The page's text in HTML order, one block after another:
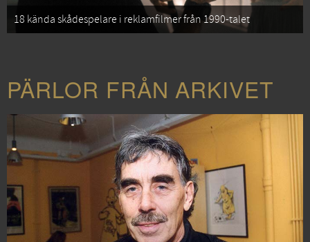
18 kända skådespelare i reklamfilmer från 1990-talet
PÄRLOR FRÅN ARKIVET